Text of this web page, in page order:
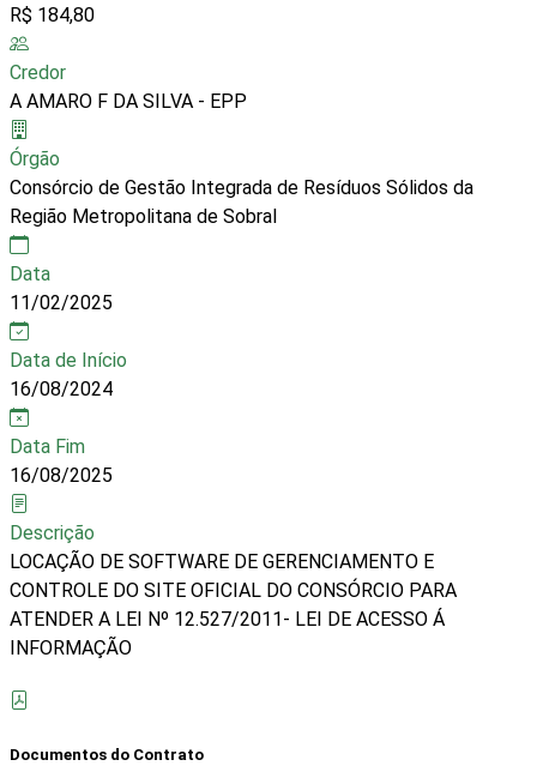
R$ 184,80
Credor
A AMARO F DA SILVA - EPP
Órgão
Consórcio de Gestão Integrada de Resíduos Sólidos da
Região Metropolitana de Sobral
Data
11/02/2025
Data de Início
16/08/2024
Data Fim
16/08/2025
Descrição
LOCAÇÃO DE SOFTWARE DE GERENCIAMENTO E
CONTROLE DO SITE OFICIAL DO CONSÓRCIO PARA
ATENDER A LEI Nº 12.527/2011- LEI DE ACESSO Á
INFORMAÇÃO
Documentos do Contrato